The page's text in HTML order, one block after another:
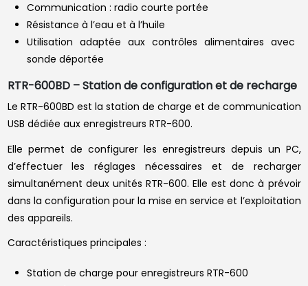
Communication : radio courte portée
Résistance à l’eau et à l’huile
Utilisation adaptée aux contrôles alimentaires avec
sonde déportée
RTR-600BD – Station de configuration et de recharge
Le RTR-600BD est la station de charge et de communication
USB dédiée aux enregistreurs RTR-600.
Elle permet de configurer les enregistreurs depuis un PC,
d’effectuer les réglages nécessaires et de recharger
simultanément deux unités RTR-600. Elle est donc à prévoir
dans la configuration pour la mise en service et l’exploitation
des appareils.
Caractéristiques principales :
Station de charge pour enregistreurs RTR-600